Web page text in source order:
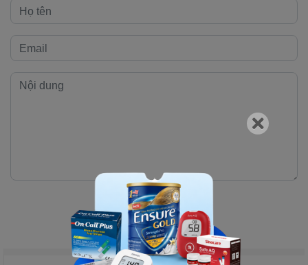
Gửi bình luận